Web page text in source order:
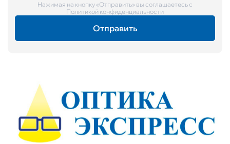
Нажимая на кнопку «Отправить» вы соглашаетесь с
Политикой конфиденциальности